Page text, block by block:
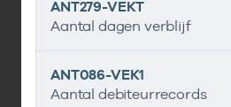
ANT279-VEKT
Aantal dagen verblijf
ANT086-VEK1
Aantal debiteurrecords